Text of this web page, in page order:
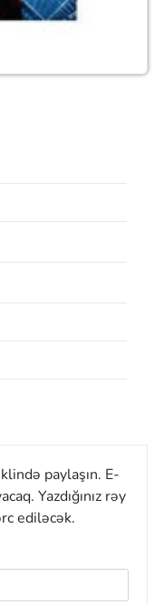
paylaşın. E-
Yazdığınız rəy
ediləcək.